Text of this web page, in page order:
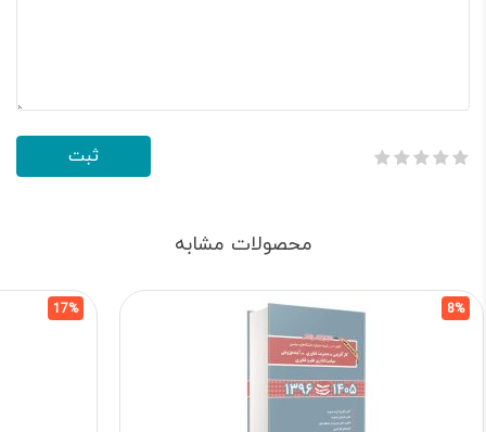
محصولات مشابه
8%
17%